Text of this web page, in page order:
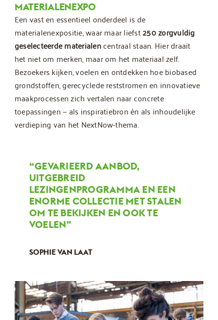
MATERIALENEXPO
Een vast en essentieel onderdeel is de
materialenexpositie, waar maar liefst250 zorgvuldig
geselecteerde materialencentraal staan. Hier draait
het niet om merken, maar om het materiaal zelf.
Bezoekers kijken, voelen en ontdekken hoe biobased
grondstoffen, gerecyclede reststromen en innovatieve
maakprocessen zich vertalen naar concrete
toepassingen — als inspiratiebron én als inhoudelijke
verdieping van het NextNow-thema.
“GEVARIEERD AANBOD,
UITGEBREID
LEZINGENPROGRAMMA EN EEN
ENORME COLLECTIE MET STALEN
OM TE BEKIJKEN EN OOK TE
VOELEN”
SOPHIE VAN LAAT